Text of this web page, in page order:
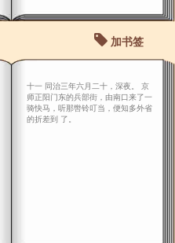
加书签
十一 同治三年六月二十，深夜。 京
师正阳门东的兵部街，由南口来了一
骑快马，听那辔铃叮当，便知多外省
的折差到 了。